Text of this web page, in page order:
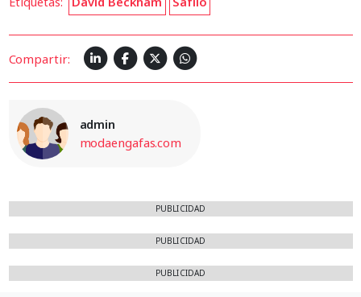
Compartir:
admin
modaengafas.com
PUBLICIDAD
PUBLICIDAD
PUBLICIDAD